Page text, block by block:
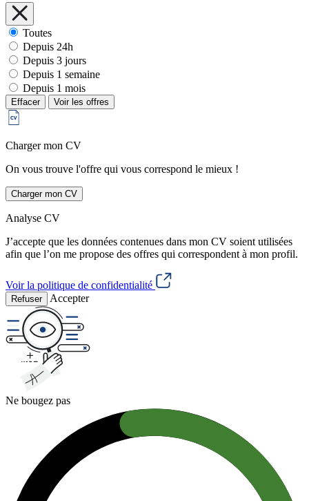
Toutes
Depuis 24h
Depuis 3 jours
Depuis 1 semaine
Depuis 1 mois
Effacer Voir les offres
Charger mon CV
On vous trouve l'offre qui vous correspond le mieux !
Charger mon CV
Analyse CV
J’accepte que les données contenues dans mon CV soient utilisées
afin que l’on me propose des offres qui correspondent à mon profil.
Voir la politique de confidentialité
Refuser Accepter
Ne bougez pas